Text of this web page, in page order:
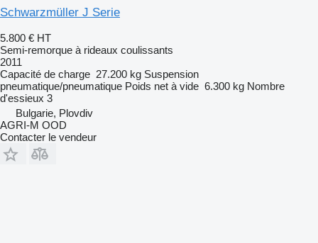
Schwarzmüller J Serie
5.800 € HT
Semi-remorque à rideaux coulissants
2011
Capacité de charge 27.200 kg Suspension
pneumatique/pneumatique Poids net à vide 6.300 kg Nombre
d'essieux 3
Bulgarie, Plovdiv
AGRI-M OOD
Contacter le vendeur